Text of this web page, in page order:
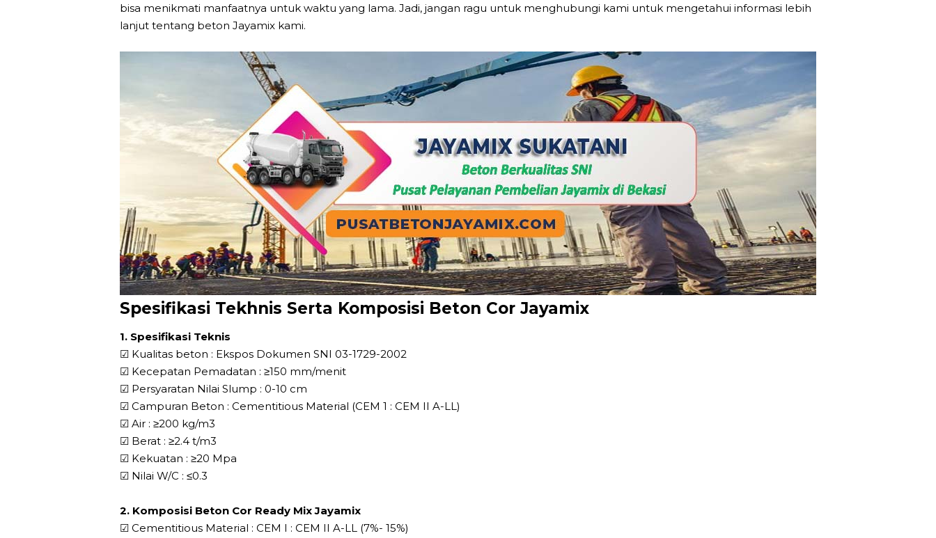
bisa menikmati manfaatnya untuk waktu yang lama. Jadi, jangan ragu untuk menghubungi kami untuk mengetahui informasi lebih
lanjut tentang beton Jayamix kami.
Spesifikasi Tekhnis Serta Komposisi Beton Cor Jayamix
1. Spesifikasi Teknis
☑ Kualitas beton : Ekspos Dokumen SNI 03-1729-2002
☑ Kecepatan Pemadatan : ≥150 mm/menit
☑ Persyaratan Nilai Slump : 0-10 cm
☑ Campuran Beton : Cementitious Material (CEM 1 : CEM II A-LL)
☑ Air : ≥200 kg/m3
☑ Berat : ≥2.4 t/m3
☑ Kekuatan : ≥20 Mpa
☑ Nilai W/C : ≤0.3
2. Komposisi Beton Cor Ready Mix Jayamix
☑ Cementitious Material : CEM I : CEM II A-LL (7%- 15%)